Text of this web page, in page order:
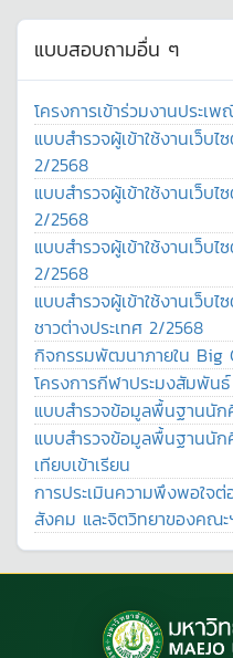
แบบสอบถามอื่น ๆ
โครงการเข้าร่วมงานประ
แบบสำรวจผู้เข้าใช้งานเว็
2/2568
แบบสำรวจผู้เข้าใช้งานเว็
2/2568
แบบสำรวจผู้เข้าใช้งานเว็บ
2/2568
แบบสำรวจผู้เข้าใช้งานเว็บ
ชาวต่างประเทศ 2/2568
กิจกรรมพัฒนาภายใน Big
โครงการกีฬาประมงสัมพัน
แบบสำรวจข้อมูลพื้นฐานนั
แบบสำรวจข้อมูลพื้นฐานนั
เทียบเข้าเรียน
การประเมินความพึงพอใจ
สังคม และจิตวิทยาของคณ